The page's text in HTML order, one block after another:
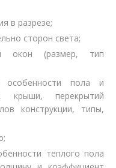
в разрезе;
сторон света;
окон (размер, тип
особенности пола и
крыши, перекрытий
конструкции, типы,
теплого пола